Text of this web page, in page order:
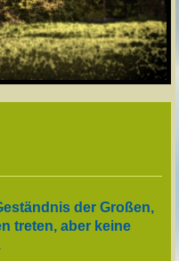
der Großen,
treten, aber keine